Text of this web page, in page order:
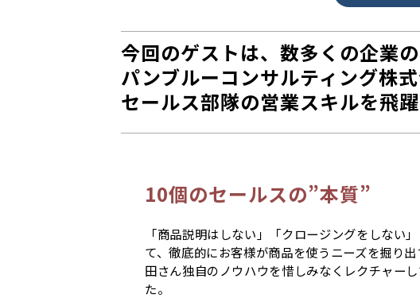
今回のゲストは、数多くの企業
パンブルーコンサルティング株
セールス部隊の営業スキルを飛
10個のセールスの”本質”
「商品説明はしない」「クロージングをしない
て、徹底的にお客様が商品を使うニーズを掘り
田さん独自のノウハウを惜しみなくレクチャー
た。